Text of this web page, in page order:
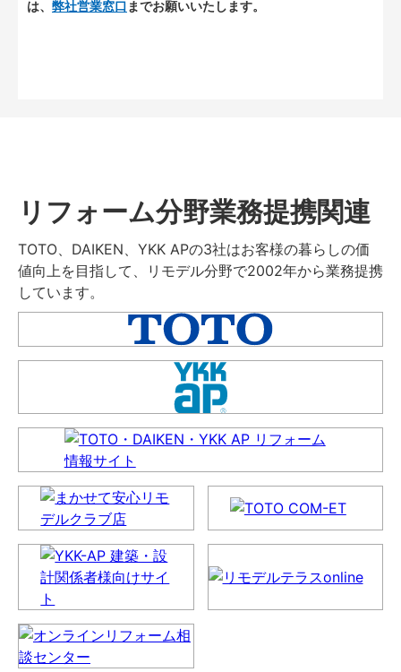
は、 弊社営業窓口 までお願いいたします。
リフォーム分野業務提携関連
TOTO、DAIKEN、YKK APの3社はお客様の暮らしの価
値向上を目指して、リモデル分野で2002年から業務提携
しています。